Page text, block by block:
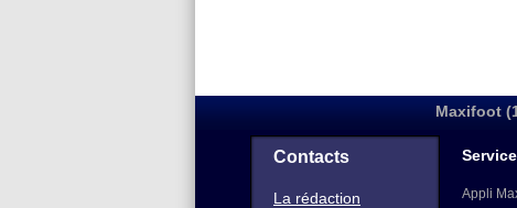
Maxifoot
Contacts
La rédaction
Appli